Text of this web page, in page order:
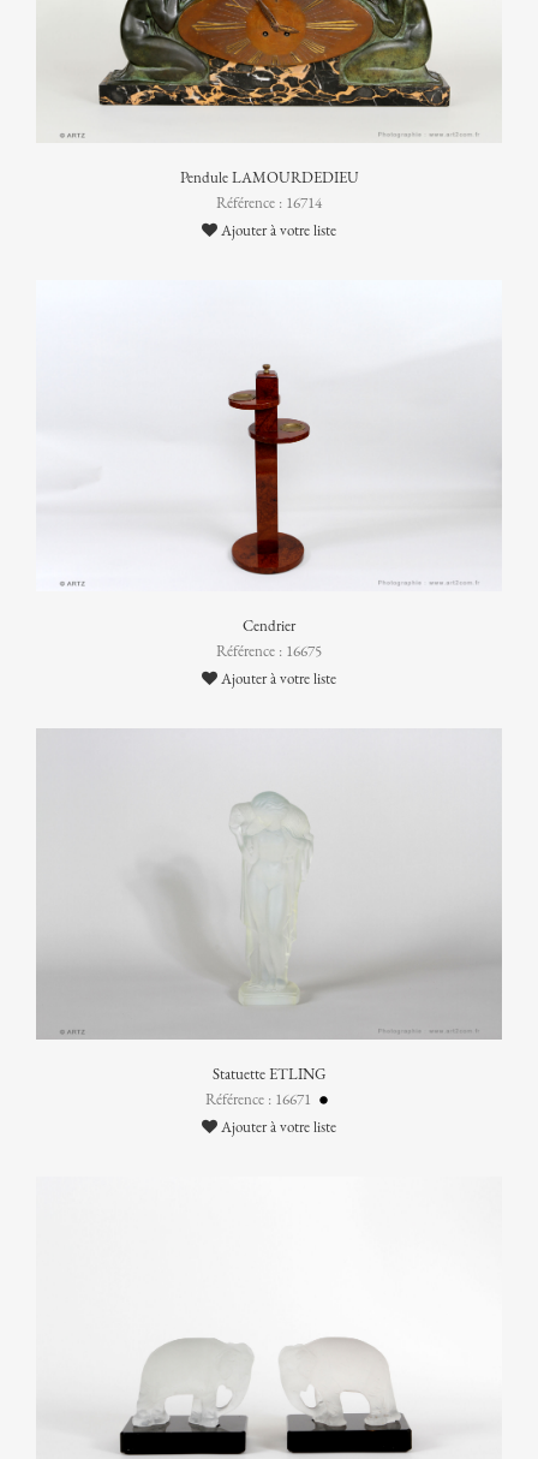
Pendule LAMOURDEDIEU
Référence : 16714
Ajouter à votre liste
Cendrier
Référence : 16675
Ajouter à votre liste
Statuette ETLING
Référence : 16671
Ajouter à votre liste